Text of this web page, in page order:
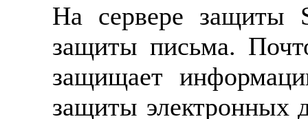
На сервере защиты
защиты письма.
защищает
защиты электронных